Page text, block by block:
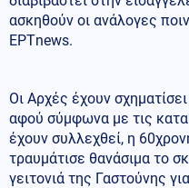
ασκηθούν οι ανάλογες
ΕΡΤnews.
Οι Αρχές έχουν
αφού σύμφωνα με τις
έχουν συλλεχθεί, η
τραυμάτισε θανάσιμα το
γειτονιά της Γαστούνης